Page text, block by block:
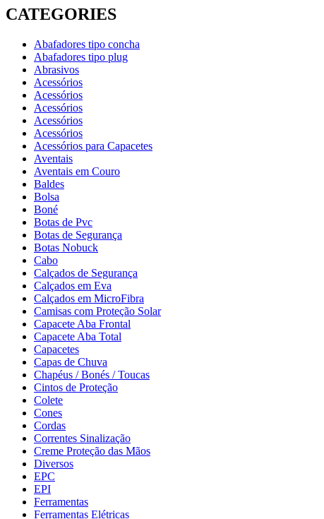
CATEGORIES
Abafadores tipo concha
Abafadores tipo plug
Abrasivos
Acessórios
Acessórios
Acessórios
Acessórios
Acessórios
Acessórios para Capacetes
Aventais
Aventais em Couro
Baldes
Bolsa
Boné
Botas de Pvc
Botas de Segurança
Botas Nobuck
Cabo
Calçados de Segurança
Calçados em Eva
Calçados em MicroFibra
Camisas com Proteção Solar
Capacete Aba Frontal
Capacete Aba Total
Capacetes
Capas de Chuva
Chapéus / Bonés / Toucas
Cintos de Proteção
Colete
Cones
Cordas
Correntes Sinalização
Creme Proteção das Mãos
Diversos
EPC
EPI
Ferramentas
Ferramentas Elétricas